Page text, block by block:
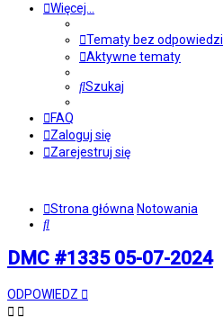
Więcej…
Tematy bez odpowiedzi
Aktywne tematy
Szukaj
FAQ
Zaloguj się
Zarejestruj się
Strona główna Notowania
Szukaj
DMC #1335 05-07-2024
ODPOWIEDZ